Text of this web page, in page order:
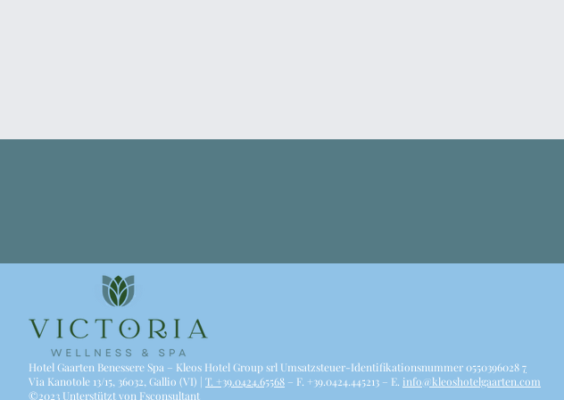
Hotel Gaarten Benessere Spa – Kleos Hotel Group srl Umsatzsteuer-Identifikationsnummer 05503960287
Via Kanotole 13/15, 36032, Gallio (VI) | T. +39.0424.65568 – F. +39.0424.445213 – E. info@kleoshotelgaarten.com
©2023 Unterstützt von Fsconsultant